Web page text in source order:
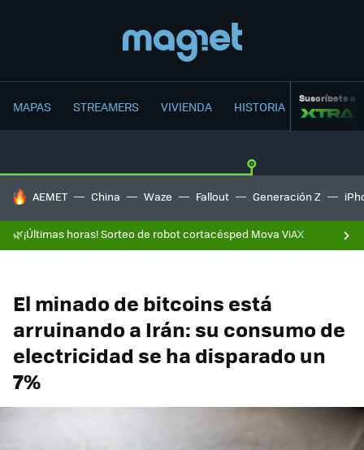
MAPAS STREAMERS VIVIENDA HISTORIA Suscríbete a
HOY SE HABLA DE
AEMET China Waze Fallout Generación Z
🌿¡Últimas horas! Sorteo de robot cortacésped Mova ViAX
El minado de bitcoins está
arruinando a Irán: su consumo de
electricidad se ha disparado un
7%